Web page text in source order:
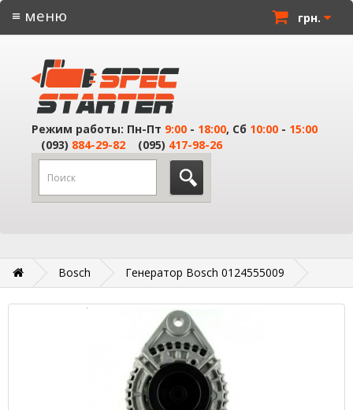
грн.
≡ меню
Режим работы: Пн-Пт 9:00 - 18:00, Сб 10:00 - 15:00
(093) 884-29-82 (095) 417-98-26
Bosch Генератор Bosch 0124555009